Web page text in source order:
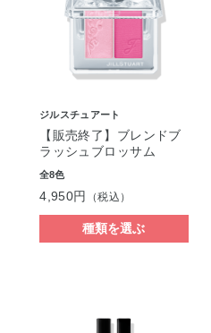
ジルスチュアート
【販売終了】ブレンドブ
ラッシュブロッサム
全8色
4,950円 （税込）
種類を選ぶ